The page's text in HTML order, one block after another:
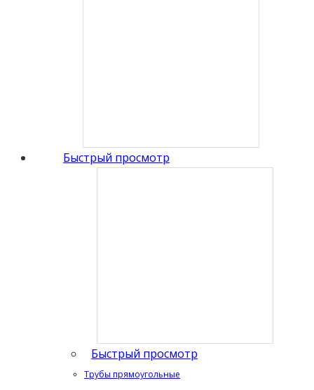
Быстрый просмотр
Быстрый просмотр
Трубы прямоугольные